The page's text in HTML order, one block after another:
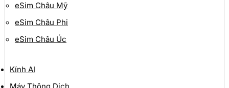
eSim Châu Mỹ
eSim Châu Phi
eSim Châu Úc
Kính AI